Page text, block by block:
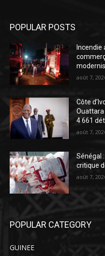
POPULAR POSTS
Incendie
août 7,
Côte
Ouattara
4 661
août 7,
Sénégal
critique
août 7,
POPULAR CATEGORY
GUINEE